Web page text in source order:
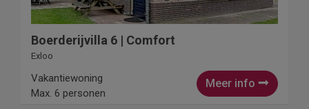
Boerderijvilla 6 | Comfort
Exloo
Meer info
Vakantiewoning
Max. 6 personen